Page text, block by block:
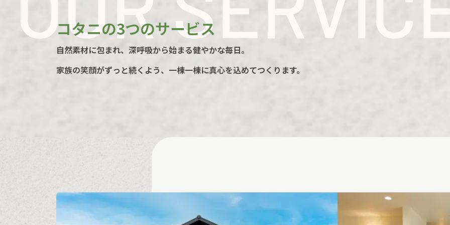
コタニの3つのサービス
自然素材に包まれ、 深呼吸から始まる健やかな毎日。
家族の笑顔がずっと続くよう、 一棟一棟に真心を込めてつくります。